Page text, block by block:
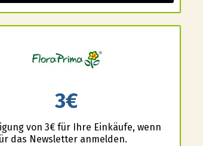
3€
von 3€ für Ihre Einkäufe, wenn
das Newsletter anmelden.